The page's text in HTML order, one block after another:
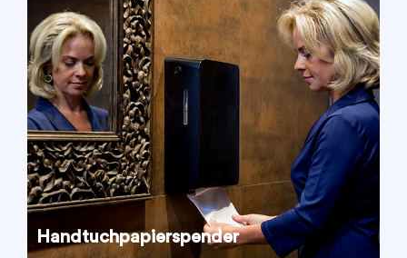
Handtuchpapierspender